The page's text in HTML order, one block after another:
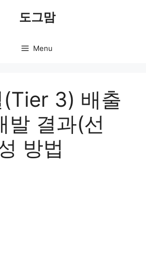
도그맘
Menu
(Tier 3) 배출
발 결과(선
방법